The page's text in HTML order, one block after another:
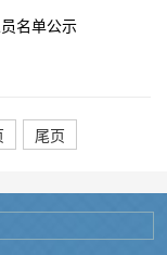
名单公示
尾页